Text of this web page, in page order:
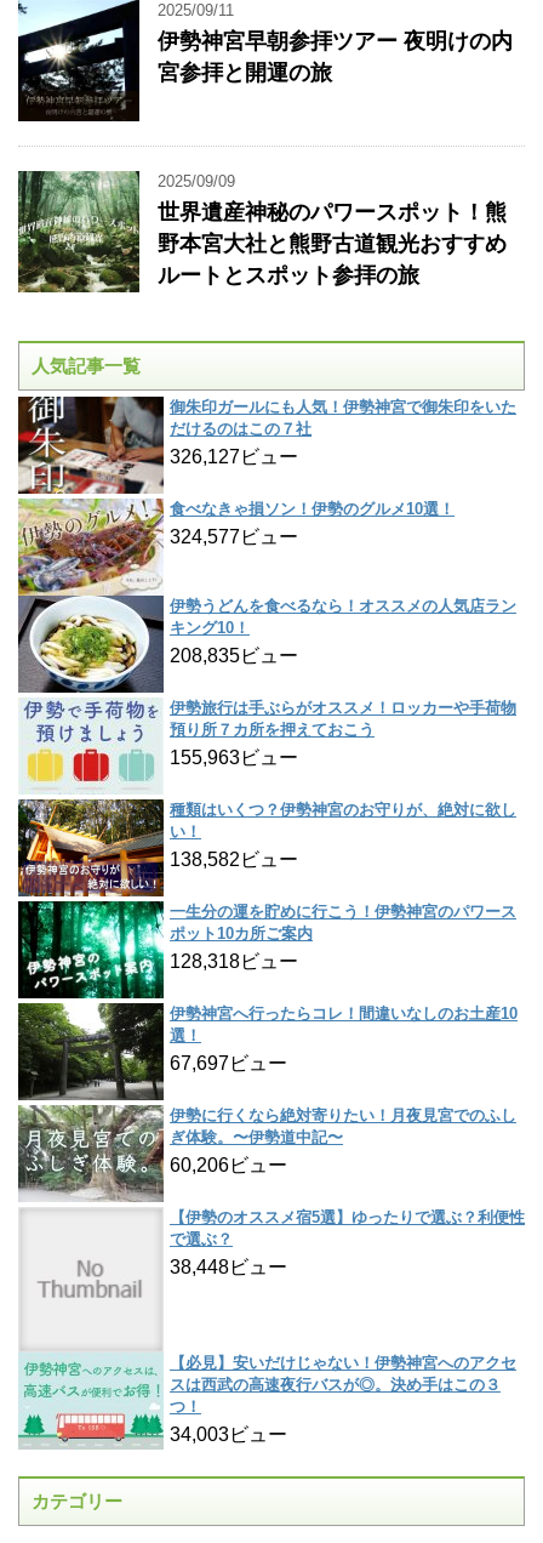
2025/09/11
伊勢神宮早朝参拝ツアー 夜明けの内
宮参拝と開運の旅
2025/09/09
世界遺産神秘のパワースポット！熊
野本宮大社と熊野古道観光おすすめ
ルートとスポット参拝の旅
人気記事一覧
御朱印ガールにも人気！伊勢神宮で御朱印をいた
だけるのはこの７社
326,127ビュー
食べなきゃ損ソン！伊勢のグルメ10選！
324,577ビュー
伊勢うどんを食べるなら！オススメの人気店ラン
キング10！
208,835ビュー
伊勢旅行は手ぶらがオススメ！ロッカーや手荷物
預り所７カ所を押えておこう
155,963ビュー
種類はいくつ？伊勢神宮のお守りが、絶対に欲し
い！
138,582ビュー
一生分の運を貯めに行こう！伊勢神宮のパワース
ポット10カ所ご案内
128,318ビュー
伊勢神宮へ行ったらコレ！間違いなしのお土産10
選！
67,697ビュー
伊勢に行くなら絶対寄りたい！月夜見宮でのふし
ぎ体験。〜伊勢道中記〜
60,206ビュー
【伊勢のオススメ宿5選】ゆったりで選ぶ？利便性
で選ぶ？
38,448ビュー
【必見】安いだけじゃない！伊勢神宮へのアクセ
スは西武の高速夜行バスが◎。決め手はこの３
つ！
34,003ビュー
カテゴリー